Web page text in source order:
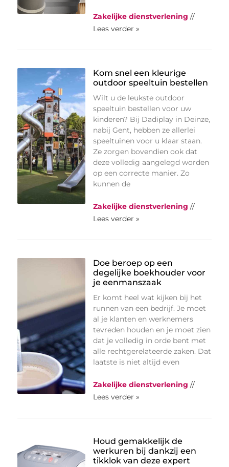
Zakelijke dienstverlening //
Lees verder »
Kom snel een kleurige
outdoor speeltuin bestellen
Wilt u de leukste outdoor
speeltuin bestellen voor uw
kinderen? Bij Dadiplay in Deinze,
nabij Gent, hebben ze allerlei
speeltuinen voor u klaar staan.
Ze zorgen bovendien ook dat
deze volledig aangelegd worden
op een correcte manier. Zo
kunnen de
Zakelijke dienstverlening //
Lees verder »
Doe beroep op een
degelijke boekhouder voor
je eenmanszaak
Er komt heel wat kijken bij het
runnen van een bedrijf. Je moet
al je klanten en werknemers
tevreden houden en je moet zien
dat je volledig in orde bent met
alle rechtgerelateerde zaken. Dat
laatste is niet altijd even
Zakelijke dienstverlening //
Lees verder »
Houd gemakkelijk de
werkuren bij dankzij een
tikklok van deze expert